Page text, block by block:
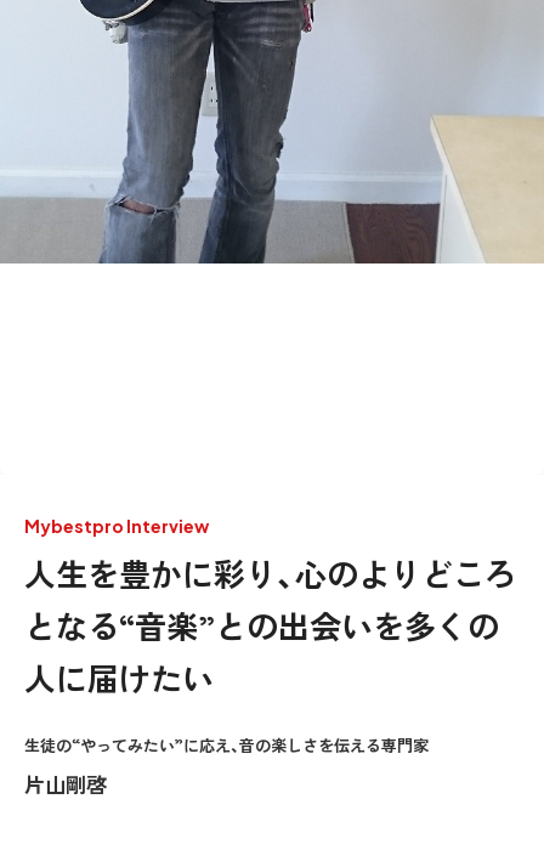
Mybestpro Interview
人生を豊かに彩り、心のよりどころ
となる“音楽”との出会いを多くの
人に届けたい
生徒の“やってみたい”に応え、音の楽しさを伝える専門家
片山剛啓